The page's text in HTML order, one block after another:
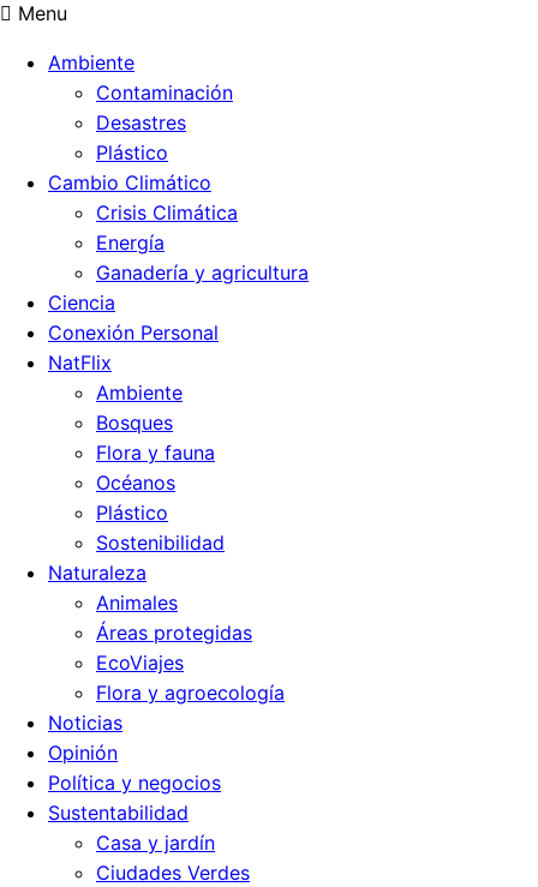
Menu
Ambiente
Contaminación
Desastres
Plástico
Cambio Climático
Crisis Climática
Energía
Ganadería y agricultura
Ciencia
Conexión Personal
NatFlix
Ambiente
Bosques
Flora y fauna
Océanos
Plástico
Sostenibilidad
Naturaleza
Animales
Áreas protegidas
EcoViajes
Flora y agroecología
Noticias
Opinión
Política y negocios
Sustentabilidad
Casa y jardín
Ciudades Verdes